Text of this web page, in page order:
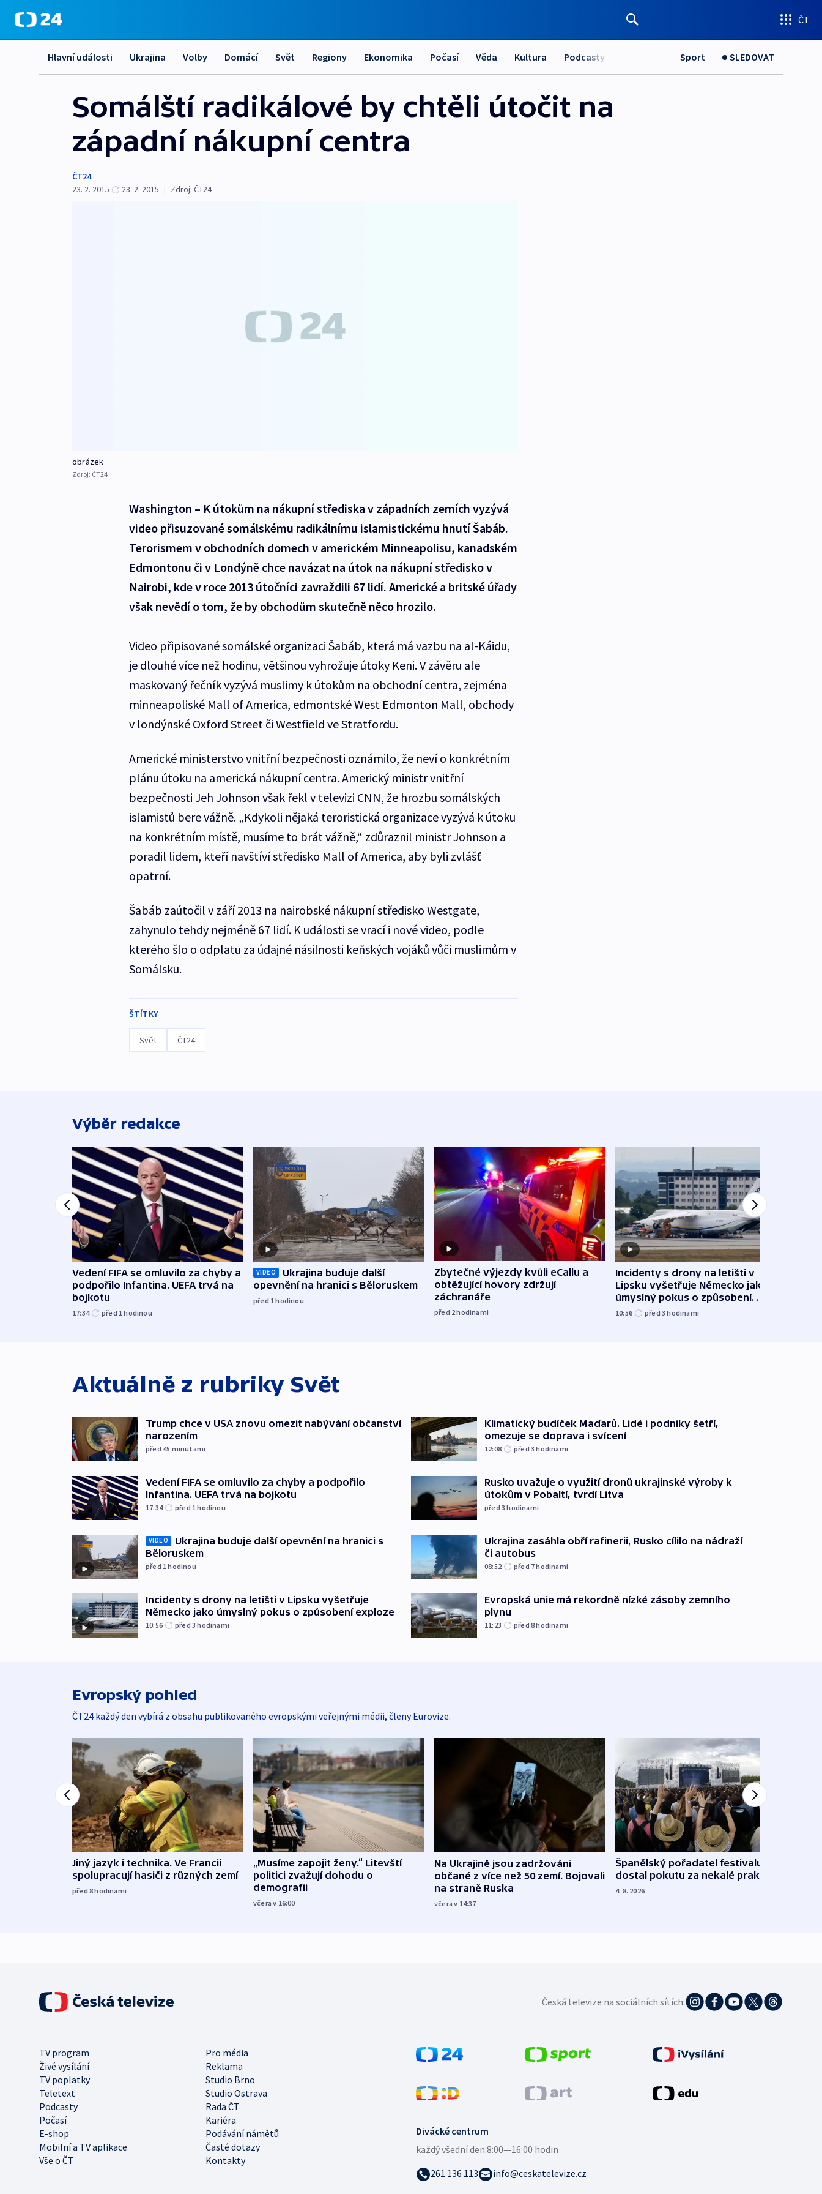
ČT
Hlavní události Ukrajina Volby Domácí Svět Regiony Ekonomika Počasí Věda Kultura Podcasty Sport SLEDOVAT
Somálští radikálové by chtěli útočit na
západní nákupní centra
ČT24
23. 2. 2015
23. 2. 2015 | Zdroj: ČT24
obrázek
Zdroj: ČT24
Washington – K útokům na nákupní střediska v západních zemích vyzývá
video přisuzované somálskému radikálnímu islamistickému hnutí Šabáb.
Terorismem v obchodních domech v americkém Minneapolisu, kanadském
Edmontonu či v Londýně chce navázat na útok na nákupní středisko v
Nairobi, kde v roce 2013 útočníci zavraždili 67 lidí. Americké a britské úřady
však nevědí o tom, že by obchodům skutečně něco hrozilo.
Video připisované somálské organizaci Šabáb, která má vazbu na al-Káidu,
je dlouhé více než hodinu, většinou vyhrožuje útoky Keni. V závěru ale
maskovaný řečník vyzývá muslimy k útokům na obchodní centra, zejména
minneapoliské Mall of America, edmontské West Edmonton Mall, obchody
v londýnské Oxford Street či Westfield ve Stratfordu.
Americké ministerstvo vnitřní bezpečnosti oznámilo, že neví o konkrétním
plánu útoku na americká nákupní centra. Americký ministr vnitřní
bezpečnosti Jeh Johnson však řekl v televizi CNN, že hrozbu somálských
islamistů bere vážně. „Kdykoli nějaká teroristická organizace vyzývá k útoku
na konkrétním místě, musíme to brát vážně,“ zdůraznil ministr Johnson a
poradil lidem, kteří navštíví středisko Mall of America, aby byli zvlášť
opatrní.
Šabáb zaútočil v září 2013 na nairobské nákupní středisko Westgate,
zahynulo tehdy nejméně 67 lidí. K události se vrací i nové video, podle
kterého šlo o odplatu za údajné násilnosti keňských vojáků vůči muslimům v
Somálsku.
ŠTÍTKY
Svět ČT24
Výběr redakce
Vedení FIFA se omluvilo za chyby a
podpořilo Infantina. UEFA trvá na
bojkotu
17:34 před 1hodinou
VIDEO
Ukrajina buduje další
opevnění na hranici s Běloruskem
před 1hodinou
Zbytečné výjezdy kvůli eCallu a
obtěžující hovory zdržují
záchranáře
před 2hodinami
Incidenty s drony na letišti v
Lipsku vyšetřuje Německo jako
úmyslný pokus o způsobení
exploze
10:56 před 3hodinami
Aktuálně z rubriky Svět
Trump chce v USA znovu omezit nabývání občanství
narozením
před 45 minutami
Vedení FIFA se omluvilo za chyby a podpořilo
Infantina. UEFA trvá na bojkotu
17:34 před 1hodinou
VIDEO
Ukrajina buduje další opevnění na hranici s
Běloruskem
před 1hodinou
Incidenty s drony na letišti v Lipsku vyšetřuje
Německo jako úmyslný pokus o způsobení exploze
10:56 před 3hodinami
Klimatický budíček Maďarů. Lidé i podniky šetří,
omezuje se doprava i svícení
12:08 před 3hodinami
Rusko uvažuje o využití dronů ukrajinské výroby k
útokům v Pobaltí, tvrdí Litva
před 3hodinami
Ukrajina zasáhla obří rafinerii, Rusko cílilo na nádraží
či autobus
08:52 před 7hodinami
Evropská unie má rekordně nízké zásoby zemního
plynu
11:23 před 8hodinami
Evropský pohled
ČT24 každý den vybírá z obsahu publikovaného evropskými veřejnými médii, členy Eurovize.
Jiný jazyk i technika. Ve Francii
spolupracují hasiči z různých zemí
před 8hodinami
„Musíme zapojit ženy.“ Litevští
politici zvažují dohodu o
demografii
včera v 16:00
Na Ukrajině jsou zadržováni
občané z více než 50 zemí. Bojovali
na straně Ruska
včera v 14:37
Španělský pořadatel festivalu
dostal pokutu za nekalé praktiky
4. 8. 2026
Česká televize na sociálních sítích:
TV program
Pro média
Živé vysílání
Reklama
TV poplatky
Studio Brno
Teletext
Studio Ostrava
Podcasty
Rada ČT
Počasí
Kariéra
E-shop
Podávání námětů
Mobilní a TV aplikace
Časté dotazy
Vše o ČT
Kontakty
Divácké centrum
každý všední den:8:00—16:00 hodin
261 136 113
info@ceskatelevize.cz